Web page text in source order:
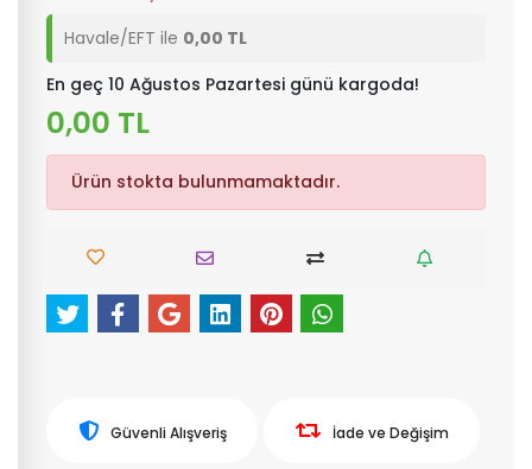
Havale/EFT ile 0,00 TL
En geç 10 Ağustos Pazartesi günü kargoda!
0,00 TL
Ürün stokta bulunmamaktadır.
Güvenli Alışveriş İade ve Değişim